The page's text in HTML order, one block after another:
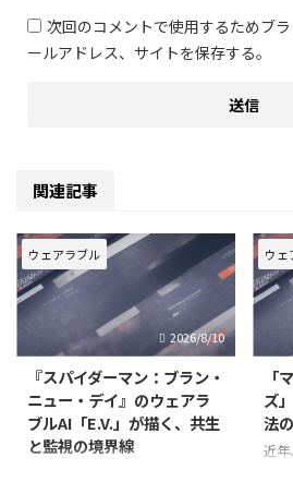
次回のコメントで使用するためブ
ールアドレス、サイトを保存する。
関連記事
ウェアラブル
2026/8/10
『スパイダーマン：ブラン・
ニュー・デイ』のウェアラ
ブルAI「E.V.」が描く、共生
と監視の境界線
ウェ
「
ズ
法
近年